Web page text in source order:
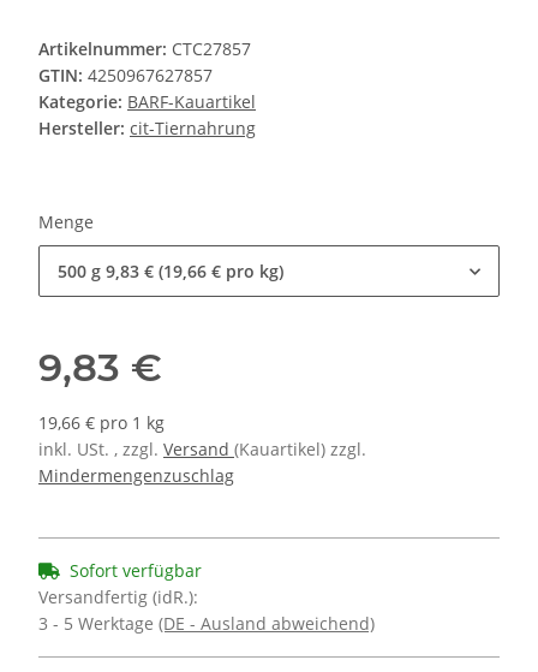
Artikelnummer: CTC27857
GTIN: 4250967627857
Kategorie: BARF-Kauartikel
Hersteller: cit-Tiernahrung
Menge
500 g 9,83 € (19,66 € pro kg)
9,83 €
19,66 € pro 1 kg
inkl. USt. , zzgl. Versand (Kauartikel) zzgl.
Mindermengenzuschlag
Sofort verfügbar
Versandfertig (idR.):
3 - 5 Werktage (DE - Ausland abweichend)